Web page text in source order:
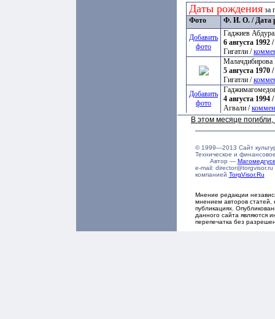
Даты рождения за
Фото
Ф. И. О. / Дата
Добавить
фото
Гаджиев
6 августа 1992
Гигатли /
5 августа 1970
Гигатли /
Добавить
фото
4 августа 1994
Агвали /
В этом месяце
© 1999—2013 Сайт
Техническое и
Автор —
e-mail:
компанией TorgVisor.Ru
Мнение редакции
мнением авторов статей,
публикациях.
данного сайта являются
перепечатка без